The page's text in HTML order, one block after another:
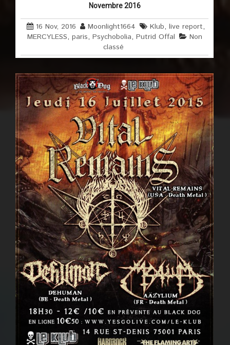
Novembre 2016
16 Nov, 2016 Moonlight1664 Klub, live report,
MERCYLESS, paris, Psychobolia, Putrid Offal
Non
classé